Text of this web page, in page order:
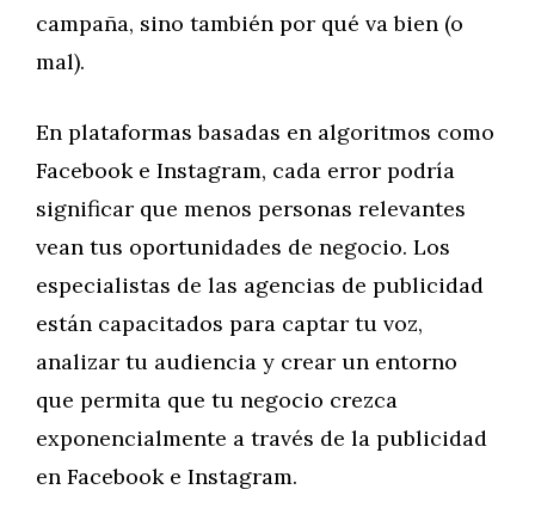
campaña, sino también por qué va bien (o
mal).
En plataformas basadas en algoritmos como
Facebook e Instagram, cada error podría
significar que menos personas relevantes
vean tus oportunidades de negocio. Los
especialistas de las agencias de publicidad
están capacitados para captar tu voz,
analizar tu audiencia y crear un entorno
que permita que tu negocio crezca
exponencialmente a través de la publicidad
en Facebook e Instagram.